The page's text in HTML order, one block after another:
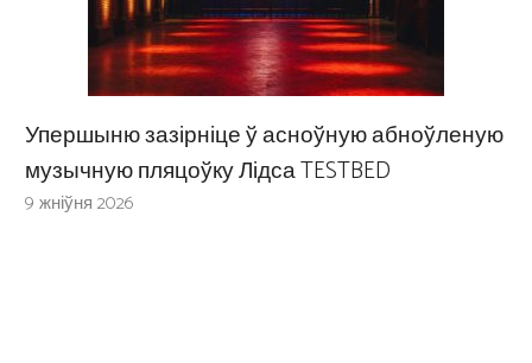
Упершыню зазірніце ў асноўную абноўленую
музычную пляцоўку Лідса TESTBED
9 жніўня 2026